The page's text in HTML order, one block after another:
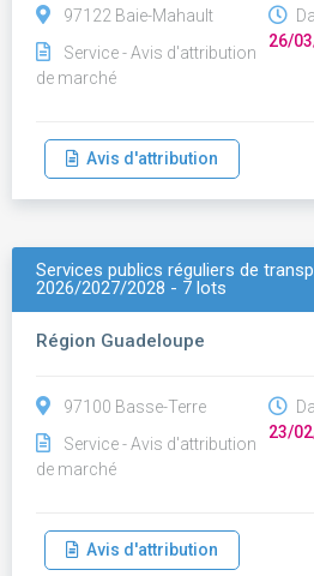
97122 Baie-Mahault
Service - Avis d'attribution
de marché
26/
Avis d'attribution
Services publics réguliers de
2026/2027/2028 - 7 lots
Région Guadeloupe
97100 Basse-Terre
Service - Avis d'attribution
de marché
23/
Avis d'attribution